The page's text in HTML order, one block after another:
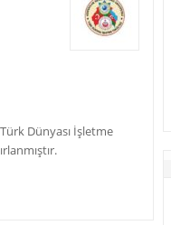
Dünyası İşletme